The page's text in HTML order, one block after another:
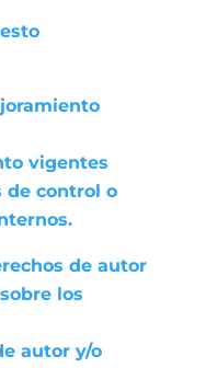
vigentes
de control o
de autor
los
autor y/o